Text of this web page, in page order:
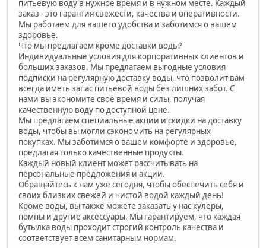
питьевую воду в нужное время и в нужном месте. Каждый
заказ - это гарантия свежести, качества и оперативности.
Мы работаем для вашего удобства и заботимся о вашем
здоровье.
Что мы предлагаем кроме доставки воды?
Индивидуальные условия для корпоративных клиентов и
больших заказов. Мы предлагаем выгодные условия
подписки на регулярную доставку воды, что позволит вам
всегда иметь запас питьевой воды без лишних забот. С
нами вы экономите своё время и силы, получая
качественную воду по доступной цене.
Мы предлагаем специальные акции и скидки на доставку
воды, чтобы вы могли сэкономить на регулярных
покупках. Мы заботимся о вашем комфорте и здоровье,
предлагая только качественные продукты.
Каждый новый клиент может рассчитывать на
персональные предложения и акции.
Обращайтесь к нам уже сегодня, чтобы обеспечить себя и
своих близких свежей и чистой водой каждый день!
Кроме воды, вы также можете заказать у нас кулеры,
помпы и другие аксессуары. Мы гарантируем, что каждая
бутылка воды проходит строгий контроль качества и
соответствует всем санитарным нормам.